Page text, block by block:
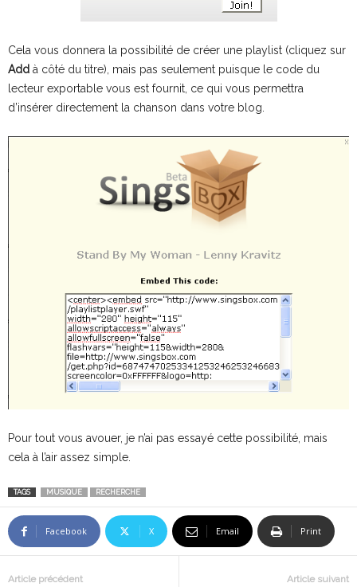
Cela vous donnera la possibilité de créer une playlist (cliquez sur
Add à côté du titre), mais pas seulement puisque le code du
lecteur exportable vous est fournit, ce qui vous permettra
d’insérer directement la chanson dans votre blog.
Pour tout vous avouer, je n’ai pas essayé cette possibilité, mais
cela à l’air assez simple.
TAGS MUSIQUE RECHERCHE
Facebook X Email Print
Article précédent Article suivant